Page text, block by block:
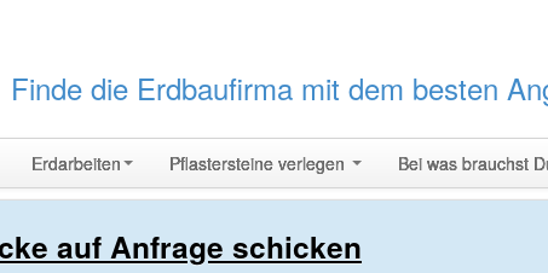
Finde die Erdbaufirma mit dem besten
Erdarbeiten Pflastersteine verlegen Bei was brauchst
auf Anfrage schicken